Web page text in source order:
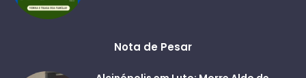
Nota de Pesar